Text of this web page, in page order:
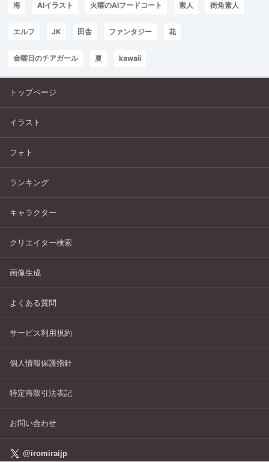
海 AIイラスト 火曜のAIフードコート 素人 街角素人
エルフ JK 田舎 ファンタジー 花
金曜日のチアガール 夏 kawaii
トップページ
イラスト
フォト
ランキング
キャラクター
クリエイター検索
画像生成
よくある質問
サービス利用規約
個人情報保護指針
特定商取引法表記
お問い合わせ
@iromiraijp